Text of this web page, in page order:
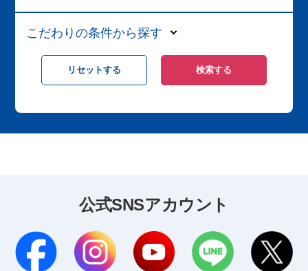
こだわりの条件から探す
公式SNSアカウント